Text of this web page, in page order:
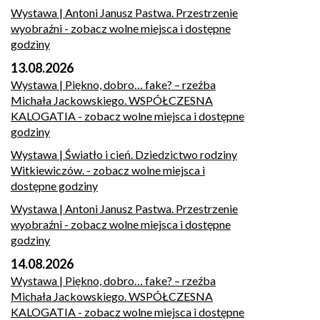
Wystawa | Antoni Janusz Pastwa. Przestrzenie
wyobraźni - zobacz wolne miejsca i dostępne
godziny
13.08.2026
Wystawa | Piękno, dobro… fake? – rzeźba
Michała Jackowskiego. WSPÓŁCZESNA
KALOGATIA - zobacz wolne miejsca i dostępne
godziny
Wystawa | Światło i cień. Dziedzictwo rodziny
Witkiewiczów. - zobacz wolne miejsca i
dostępne godziny
Wystawa | Antoni Janusz Pastwa. Przestrzenie
wyobraźni - zobacz wolne miejsca i dostępne
godziny
14.08.2026
Wystawa | Piękno, dobro… fake? – rzeźba
Michała Jackowskiego. WSPÓŁCZESNA
KALOGATIA - zobacz wolne miejsca i dostępne